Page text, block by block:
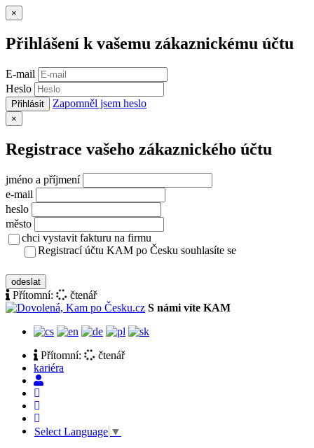
×
Přihlášení k vašemu zákaznickému účtu
E-mail
Heslo
Přihlásit Zapomněl jsem heslo
×
Registrace vašeho zákaznického účtu
jméno a příjmení
e-mail
heslo
město
chci vystavit fakturu na firmu
Registrací účtu KAM po Česku souhlasíte se
odeslat
Přítomní:
čtenář
S námi víte KAM
Přítomní:
čtenář
kariéra
Select Language ▼